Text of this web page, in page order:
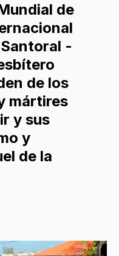
de
-
de los
mártires
y sus
y
de la